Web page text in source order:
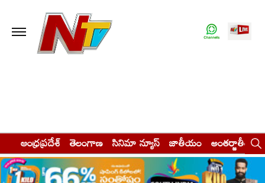
ఆంధ్రప్రదేశ్ తెలంగాణ సినిమా న్యూస్ జాతీయం అంతర్జాతీయం